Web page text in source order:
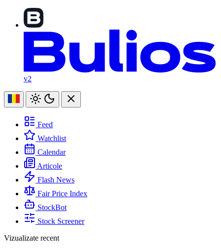
v2
Feed
Watchlist
Calendar
Articole
Flash News
Fair Price Index
StockBot
Stock Screener
Vizualizate recent